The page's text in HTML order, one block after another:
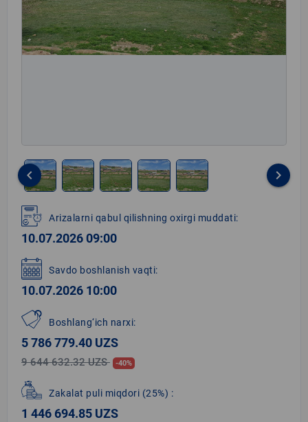
1
of
5
keyboard_arrow_left keyboard_arrow_right
Arizalarni qabul qilishning oxirgi muddati:
10.07.2026 09:00
Savdo boshlanish vaqti:
10.07.2026 10:00
Boshlang‘ich narxi:
5 786 779.40 UZS
9 644 632.32 UZS -40%
Zakalat puli miqdori (25%) :
1 446 694.85 UZS